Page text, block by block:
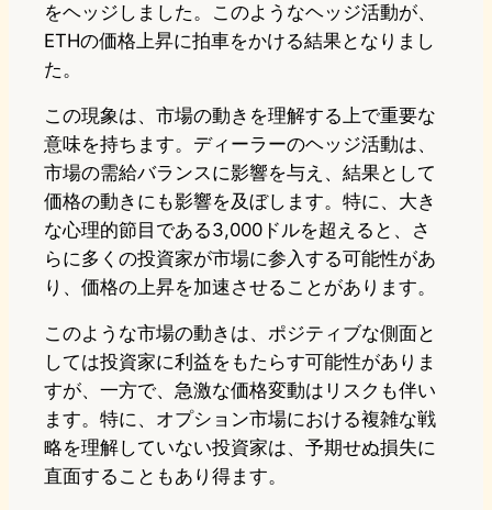
をヘッジしました。このようなヘッジ活動が、
ETHの価格上昇に拍車をかける結果となりまし
た。
この現象は、市場の動きを理解する上で重要な
意味を持ちます。ディーラーのヘッジ活動は、
市場の需給バランスに影響を与え、結果として
価格の動きにも影響を及ぼします。特に、大き
な心理的節目である3,000ドルを超えると、さ
らに多くの投資家が市場に参入する可能性があ
り、価格の上昇を加速させることがあります。
このような市場の動きは、ポジティブな側面と
しては投資家に利益をもたらす可能性がありま
すが、一方で、急激な価格変動はリスクも伴い
ます。特に、オプション市場における複雑な戦
略を理解していない投資家は、予期せぬ損失に
直面することもあり得ます。